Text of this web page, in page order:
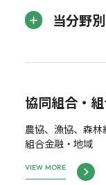
当分野
協同組合・
農協、漁協、森
組合金融・地域
VIEW MORE